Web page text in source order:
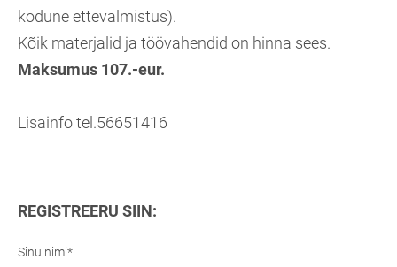
kodune ettevalmistus).
Kõik materjalid ja töövahendid on hinna sees.
Maksumus 107.-eur.
Lisainfo tel.56651416
REGISTREERU SIIN:
Sinu nimi